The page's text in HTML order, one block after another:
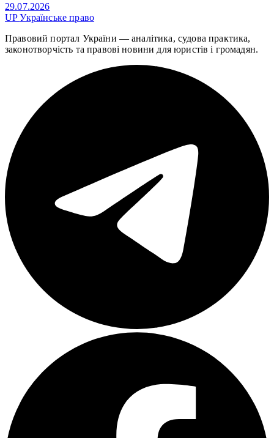
29.07.2026
UPУкраїнське право
Правовий портал України — аналітика, судова практика,
законотворчість та правові новини для юристів і громадян.